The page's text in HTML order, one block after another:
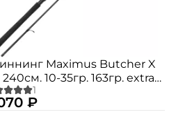
Maximus Butcher X
10-35гр. 163гр. extra
/ MJSSBX24M
₽